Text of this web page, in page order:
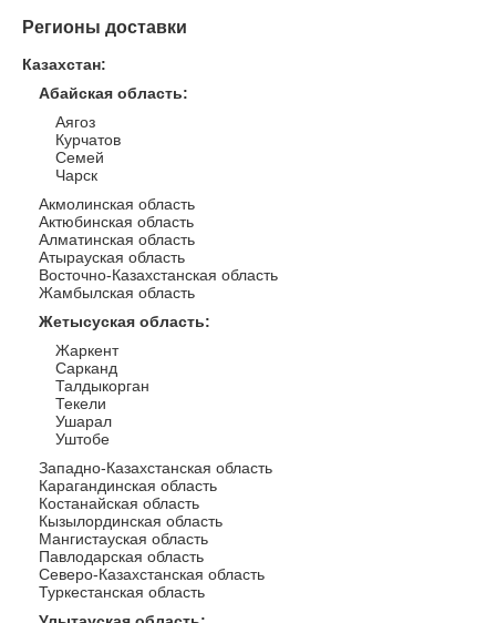
Регионы доставки
Казахстан:
Абайская область:
Аягоз
Курчатов
Семей
Чарск
Акмолинская область
Актюбинская область
Алматинская область
Атырауская область
Восточно-Казахстанская область
Жамбылская область
Жетысуская область:
Жаркент
Сарканд
Талдыкорган
Текели
Ушарал
Уштобе
Западно-Казахстанская область
Карагандинская область
Костанайская область
Кызылординская область
Мангистауская область
Павлодарская область
Северо-Казахстанская область
Туркестанская область